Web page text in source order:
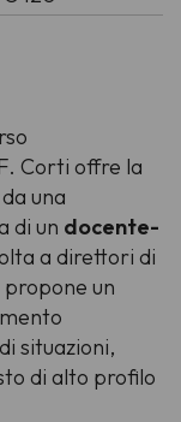
Corti offre la
una
di un docente-
a direttori di
un
situazioni,
di alto profilo